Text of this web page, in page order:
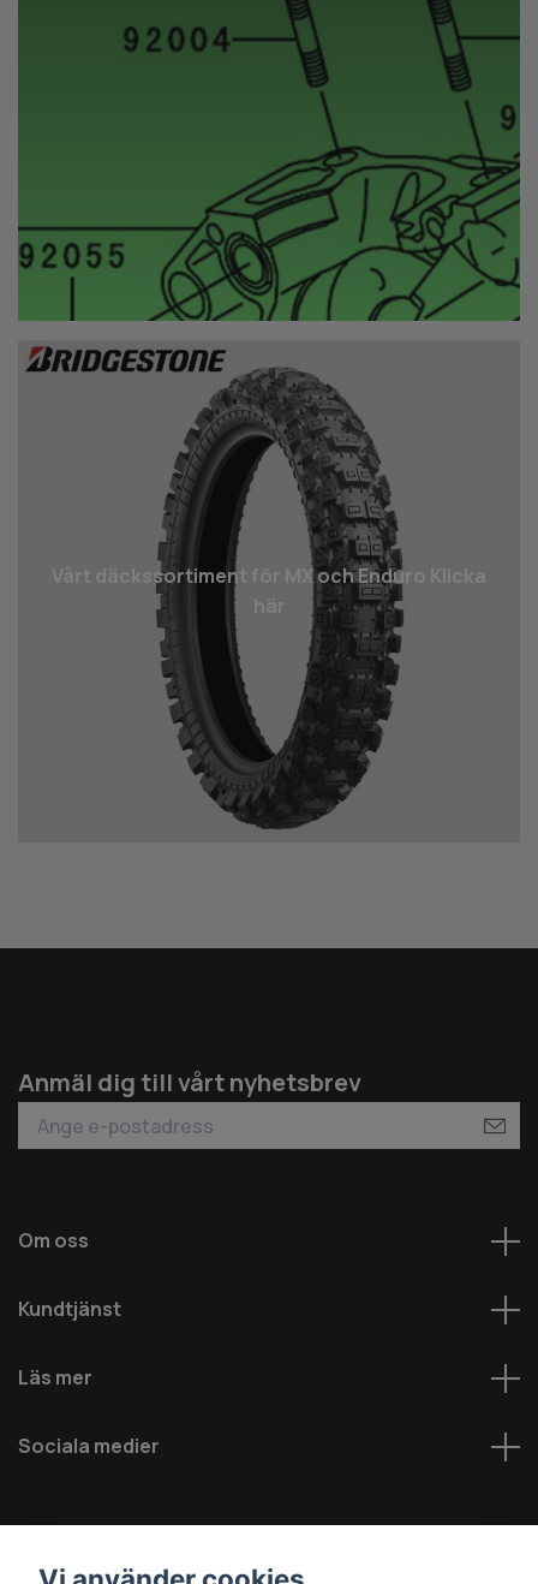
Vårt däcks­sortiment för MX och Enduro Klicka
Anmäl dig till vårt nyhetsbrev
Om oss
Kundtjänst
Läs mer
Sociala medier